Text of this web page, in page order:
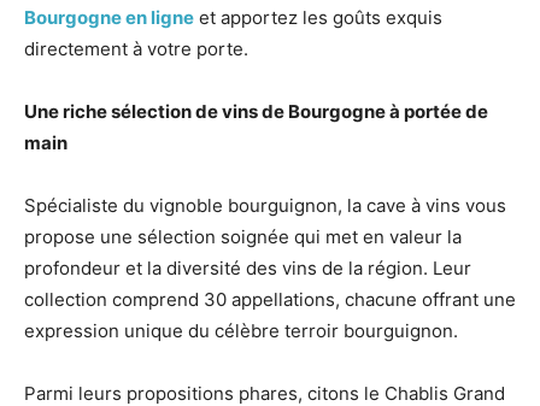
Bourgogne en ligne et apportez les goûts exquis
directement à votre porte.
Une riche sélection de vins de Bourgogne à portée de
main
Spécialiste du vignoble bourguignon, la cave à vins vous
propose une sélection soignée qui met en valeur la
profondeur et la diversité des vins de la région. Leur
collection comprend 30 appellations, chacune offrant une
expression unique du célèbre terroir bourguignon.
Parmi leurs propositions phares, citons le Chablis Grand